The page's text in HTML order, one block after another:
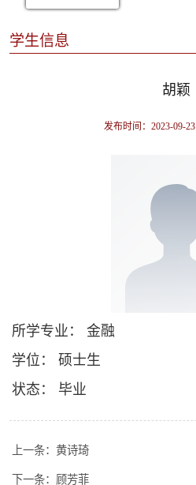
学生信息
胡颖
发布时间：2023-09-23
所学专业： 金融
学位： 硕士生
状态： 毕业
上一条： 黄诗琦
下一条： 顾芳菲